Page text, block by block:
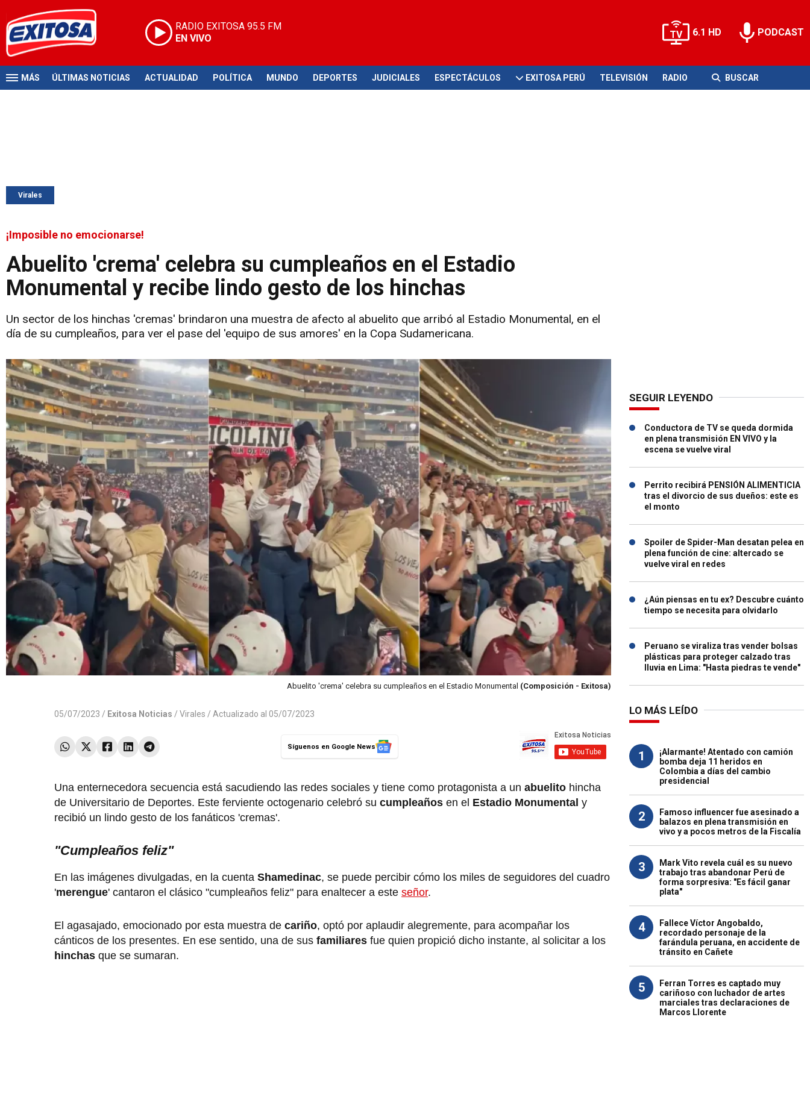
RADIO EXITOSA 95.5 FM
EN VIVO
6.1 HD PODCAST
MÁS ÚLTIMAS NOTICIAS ACTUALIDAD POLÍTICA MUNDO DEPORTES JUDICIALES ESPECTÁCULOS EXITOSA PERÚ TELEVISIÓN RADIO BUSCAR
Virales
¡Imposible no emocionarse!
Abuelito 'crema' celebra su cumpleaños en el Estadio
Monumental y recibe lindo gesto de los hinchas
Un sector de los hinchas 'cremas' brindaron una muestra de afecto al abuelito que arribó al Estadio Monumental, en el
día de su cumpleaños, para ver el pase del 'equipo de sus amores' en la Copa Sudamericana.
Abuelito 'crema' celebra su cumpleaños en el Estadio Monumental (Composición - Exitosa)
05/07/2023 / Exitosa Noticias / Virales / Actualizado al 05/07/2023
Síguenos en Google News
Una enternecedora secuencia está sacudiendo las redes sociales y tiene como protagonista a un abuelito hincha
de Universitario de Deportes. Este ferviente octogenario celebró su cumpleaños en el Estadio Monumental y
recibió un lindo gesto de los fanáticos 'cremas'.
"Cumpleaños feliz"
En las imágenes divulgadas, en la cuenta Shamedinac, se puede percibir cómo los miles de seguidores del cuadro
'merengue' cantaron el clásico "cumpleaños feliz" para enaltecer a este señor.
El agasajado, emocionado por esta muestra de cariño, optó por aplaudir alegremente, para acompañar los
cánticos de los presentes. En ese sentido, una de sus familiares fue quien propició dicho instante, al solicitar a los
hinchas que se sumaran.
SEGUIR LEYENDO
Conductora de TV se queda dormida
en plena transmisión EN VIVO y la
escena se vuelve viral
Perrito recibirá PENSIÓN ALIMENTICIA
tras el divorcio de sus dueños: este es
el monto
Spoiler de Spider-Man desatan pelea en
plena función de cine: altercado se
vuelve viral en redes
¿Aún piensas en tu ex? Descubre cuánto
tiempo se necesita para olvidarlo
Peruano se viraliza tras vender bolsas
plásticas para proteger calzado tras
lluvia en Lima: "Hasta piedras te vende"
LO MÁS LEÍDO
1
¡Alarmante! Atentado con camión
bomba deja 11 heridos en
Colombia a días del cambio
presidencial
2
Famoso influencer fue asesinado a
balazos en plena transmisión en
vivo y a pocos metros de la Fiscalía
3
Mark Vito revela cuál es su nuevo
trabajo tras abandonar Perú de
forma sorpresiva: "Es fácil ganar
plata"
4
Fallece Víctor Angobaldo,
recordado personaje de la
farándula peruana, en accidente de
tránsito en Cañete
5
Ferran Torres es captado muy
cariñoso con luchador de artes
marciales tras declaraciones de
Marcos Llorente